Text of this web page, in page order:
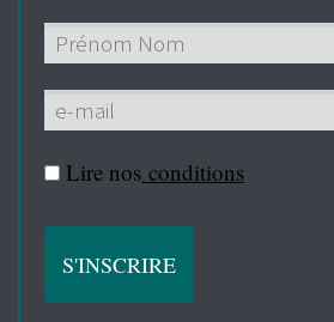
Lire nos conditions